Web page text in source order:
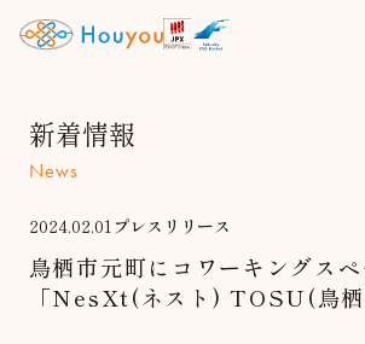
新着情報
News
2024.02.01プレスリリース
鳥栖市元町にコワーキングスペ
「NesXt(ネスト) TOSU(鳥栖)